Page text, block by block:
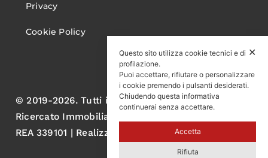
Privacy
Cookie Policy
© 2019-2026. Tutti i diritti sono riservati. Gruppo
Ricercato Immobiliare S.r.l. P.IVA 05060570750
REA 339101 | Realizzato da AL
✕
Questo sito utilizza cookie tecnici e di
profilazione.
Puoi accettare, rifiutare o personalizzare
i cookie premendo i pulsanti desiderati.
Chiudendo questa informativa
continuerai senza accettare.
Accetta
Rifiuta